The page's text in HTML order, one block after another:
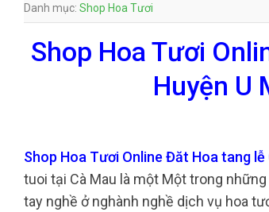
Danh mục: Shop Hoa Tươi
Shop Hoa Tươi
Huyện U
Shop Hoa Tươi Online Đăt Hoa tang lễ
tuoi tại Cà Mau là một Một trong
tay nghề ở nghành nghề dịch vụ hoa